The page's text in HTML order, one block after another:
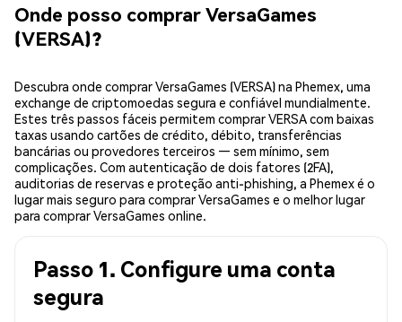
Onde posso comprar VersaGames
(VERSA)?
Descubra onde comprar VersaGames (VERSA) na Phemex, uma
exchange de criptomoedas segura e confiável mundialmente.
Estes três passos fáceis permitem comprar VERSA com baixas
taxas usando cartões de crédito, débito, transferências
bancárias ou provedores terceiros — sem mínimo, sem
complicações. Com autenticação de dois fatores (2FA),
auditorias de reservas e proteção anti-phishing, a Phemex é o
lugar mais seguro para comprar VersaGames e o melhor lugar
para comprar VersaGames online.
Passo 1. Configure uma conta
segura